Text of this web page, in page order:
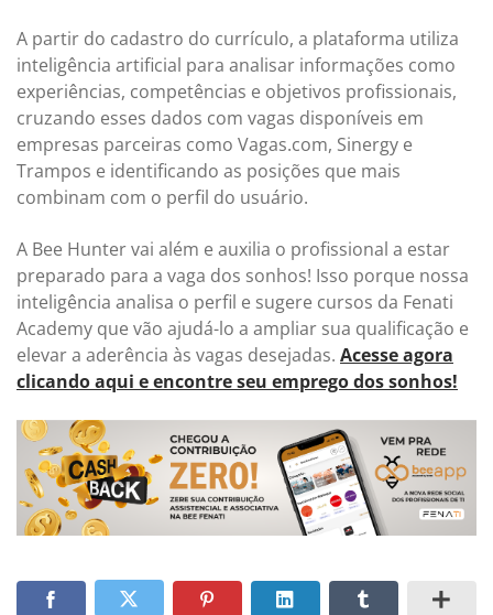
A partir do cadastro do currículo, a plataforma utiliza
inteligência artificial para analisar informações como
experiências, competências e objetivos profissionais,
cruzando esses dados com vagas disponíveis em
empresas parceiras como Vagas.com, Sinergy e
Trampos e identificando as posições que mais
combinam com o perfil do usuário.
A Bee Hunter vai além e auxilia o profissional a estar
preparado para a vaga dos sonhos! Isso porque nossa
inteligência analisa o perfil e sugere cursos da Fenati
Academy que vão ajudá-lo a ampliar sua qualificação e
elevar a aderência às vagas desejadas. Acesse agora
clicando aqui e encontre seu emprego dos sonhos!